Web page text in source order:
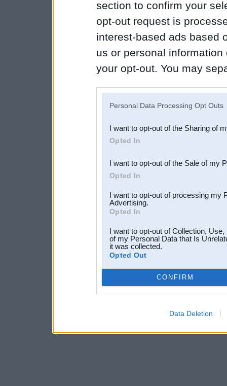
section to confirm your
opt-out request is
interest-based ads based
us or personal
your opt-out. You may
Downstream Participants
third parties.
Personal Data Processing Opt Outs
I want to opt-out of the Sharing of
Opted In
I want to opt-out of the Sale of my
Opted In
I want to opt-out of processing my
Advertising.
Opted In
I want to opt-out of Collection,
of my Personal Data that Is
it was collected.
Opted Out
CONFIRM
Data Deletion